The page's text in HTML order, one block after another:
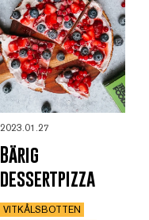
2023.01.27
Bärig
dessertpizza
VITKÅLSBOTTEN